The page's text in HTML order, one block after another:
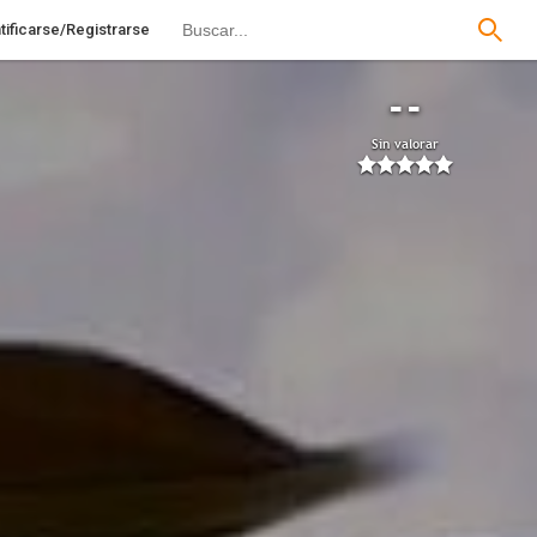
Registrarse
--
Sin valorar